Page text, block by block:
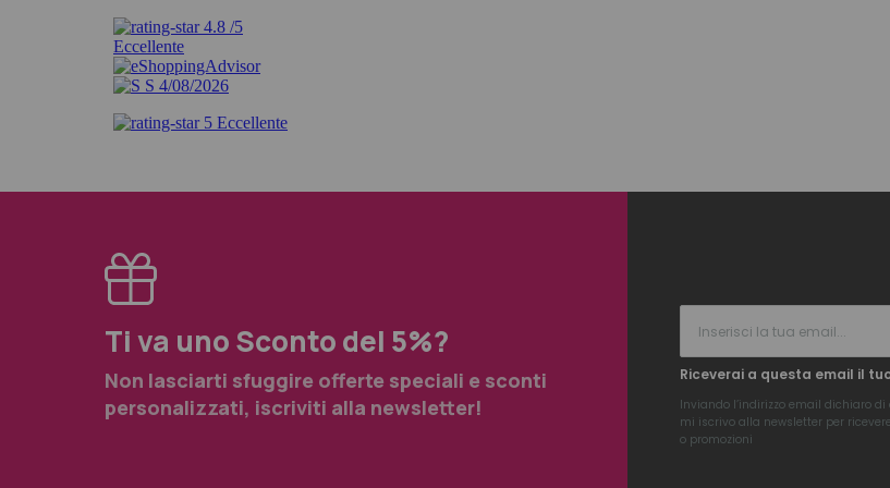
Ti va uno Sconto del 5%?
Non lasciarti sfuggire offerte speciali e sconti
personalizzati, iscriviti alla newsletter!
Riceverai a questa email il
Inviando l’indirizzo email dichiaro di
mi iscrivo alla newsletter per
o promozioni